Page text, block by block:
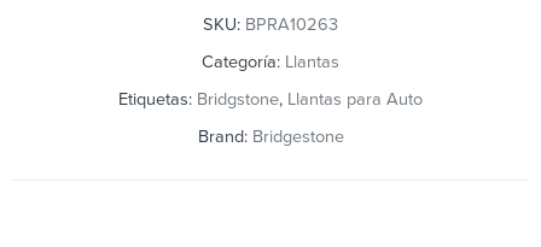
SKU: BPRA10263
Categoría: Llantas
Etiquetas: Bridgstone, Llantas para Auto
Brand: Bridgestone